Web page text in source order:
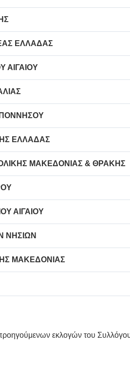
ΕΛΛΑΔΑΣ
ΑΙΓΑΙΟΥ
ΕΛΛΑΔΑΣ
ΜΑΚΕΔΟΝΙΑΣ & ΘΡΑΚΗΣ
ΑΙΓΑΙΟΥ
ΝΗΣΙΩΝ
ΜΑΚΕΔΟΝΙΑΣ
εκλογών του